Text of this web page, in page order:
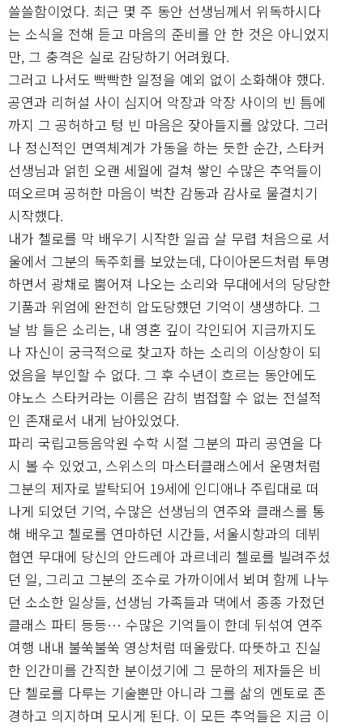
쓸쓸함이었다. 최근 몇 주 동안 선생님께서 위독하시다
는 소식을 전해 듣고 마음의 준비를 안 한 것은 아니었지
만, 그 충격은 실로 감당하기 어려웠다.
그러고 나서도 빡빡한 일정을 예외 없이 소화해야 했다.
공연과 리허설 사이 심지어 악장과 악장 사이의 빈 틈에
까지 그 공허하고 텅 빈 마음은 잦아들지를 않았다. 그러
나 정신적인 면역체계가 가동을 하는 듯한 순간, 스타커
선생님과 얽힌 오랜 세월에 걸쳐 쌓인 수많은 추억들이
떠오르며 공허한 마음이 벅찬 감동과 감사로 물결치기
시작했다.
내가 첼로를 막 배우기 시작한 일곱 살 무렵 처음으로 서
울에서 그분의 독주회를 보았는데, 다이아몬드처럼 투명
하면서 광채로 뿜어져 나오는 소리와 무대에서의 당당한
기품과 위엄에 완전히 압도당했던 기억이 생생하다. 그
날 밤 들은 소리는, 내 영혼 깊이 각인되어 지금까지도
나 자신이 궁극적으로 찾고자 하는 소리의 이상향이 되
었음을 부인할 수 없다. 그 후 수년이 흐르는 동안에도
야노스 스타커라는 이름은 감히 범접할 수 없는 전설적
인 존재로서 내게 남아있었다.
파리 국립고등음악원 수학 시절 그분의 파리 공연을 다
시 볼 수 있었고, 스위스의 마스터클래스에서 운명처럼
그분의 제자로 발탁되어 19세에 인디애나 주립대로 떠
나게 되었던 기억, 수많은 선생님의 연주와 클래스를 통
해 배우고 첼로를 연마하던 시간들, 서울시향과의 데뷔
협연 무대에 당신의 안드레아 과르네리 첼로를 빌려주셨
던 일, 그리고 그분의 조수로 가까이에서 뵈며 함께 나누
던 소소한 일상들, 선생님 가족들과 댁에서 종종 가졌던
클래스 파티 등등… 수많은 기억들이 한데 뒤섞여 연주
여행 내내 불쑥불쑥 영상처럼 떠올랐다. 따뜻하고 진실
한 인간미를 간직한 분이셨기에 그 문하의 제자들은 비
단 첼로를 다루는 기술뿐만 아니라 그를 삶의 멘토로 존
경하고 의지하며 모시게 된다. 이 모든 추억들은 지금 이